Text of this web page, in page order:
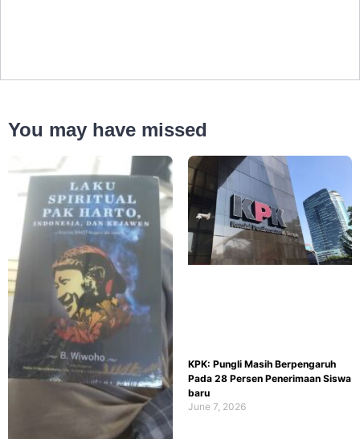
You may have missed
KPK: Pungli Masih Berpengaruh
Pada 28 Persen Penerimaan Siswa
baru
June 7, 2026